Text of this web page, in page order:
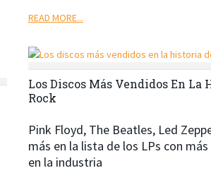
READ MORE...
Los Discos Más Vendidos En La
Rock
Pink Floyd, The Beatles, Led
más en la lista de los LPs con
en la industria